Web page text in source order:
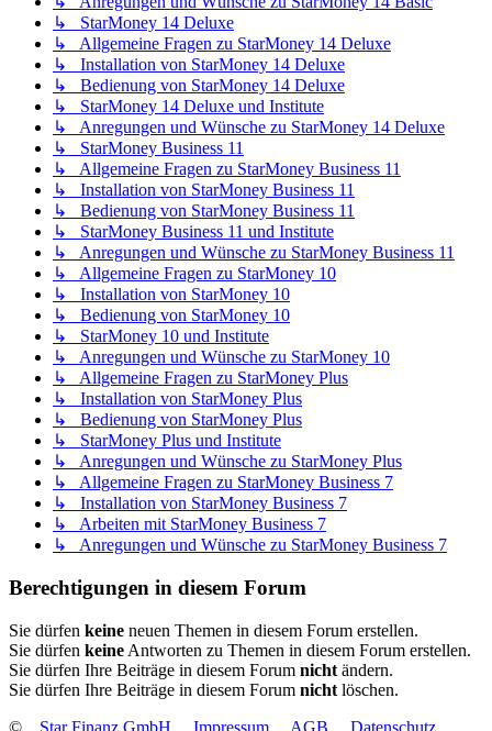
↳ StarMoney 14 Deluxe
↳ Allgemeine Fragen zu StarMoney 14 Deluxe
↳ Installation von StarMoney 14 Deluxe
↳ Bedienung von StarMoney 14 Deluxe
↳ StarMoney 14 Deluxe und Institute
↳ Anregungen und Wünsche zu StarMoney 14 Deluxe
↳ StarMoney Business 11
↳ Allgemeine Fragen zu StarMoney Business 11
↳ Installation von StarMoney Business 11
↳ Bedienung von StarMoney Business 11
↳ StarMoney Business 11 und Institute
↳ Anregungen und Wünsche zu StarMoney Business 11
↳ Allgemeine Fragen zu StarMoney 10
↳ Installation von StarMoney 10
↳ Bedienung von StarMoney 10
↳ StarMoney 10 und Institute
↳ Anregungen und Wünsche zu StarMoney 10
↳ Allgemeine Fragen zu StarMoney Plus
↳ Installation von StarMoney Plus
↳ Bedienung von StarMoney Plus
↳ StarMoney Plus und Institute
↳ Anregungen und Wünsche zu StarMoney Plus
↳ Allgemeine Fragen zu StarMoney Business 7
↳ Installation von StarMoney Business 7
↳ Arbeiten mit StarMoney Business 7
↳ Anregungen und Wünsche zu StarMoney Business 7
Berechtigungen in diesem Forum
Sie dürfen keine neuen Themen in diesem Forum erstellen.
Sie dürfen keine Antworten zu Themen in diesem Forum erstellen.
Sie dürfen Ihre Beiträge in diesem Forum nicht ändern.
Sie dürfen Ihre Beiträge in diesem Forum nicht löschen.
©
Star Finanz GmbH Impressum AGB Datenschutz